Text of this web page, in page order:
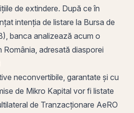
de extindere. După ce în
intenția de listare la Bursa de
banca analizează acum o
România, adresată diasporei
neconvertibile, garantate și cu
de Mikro Kapital vor fi listate
de Tranzacționare AeRO